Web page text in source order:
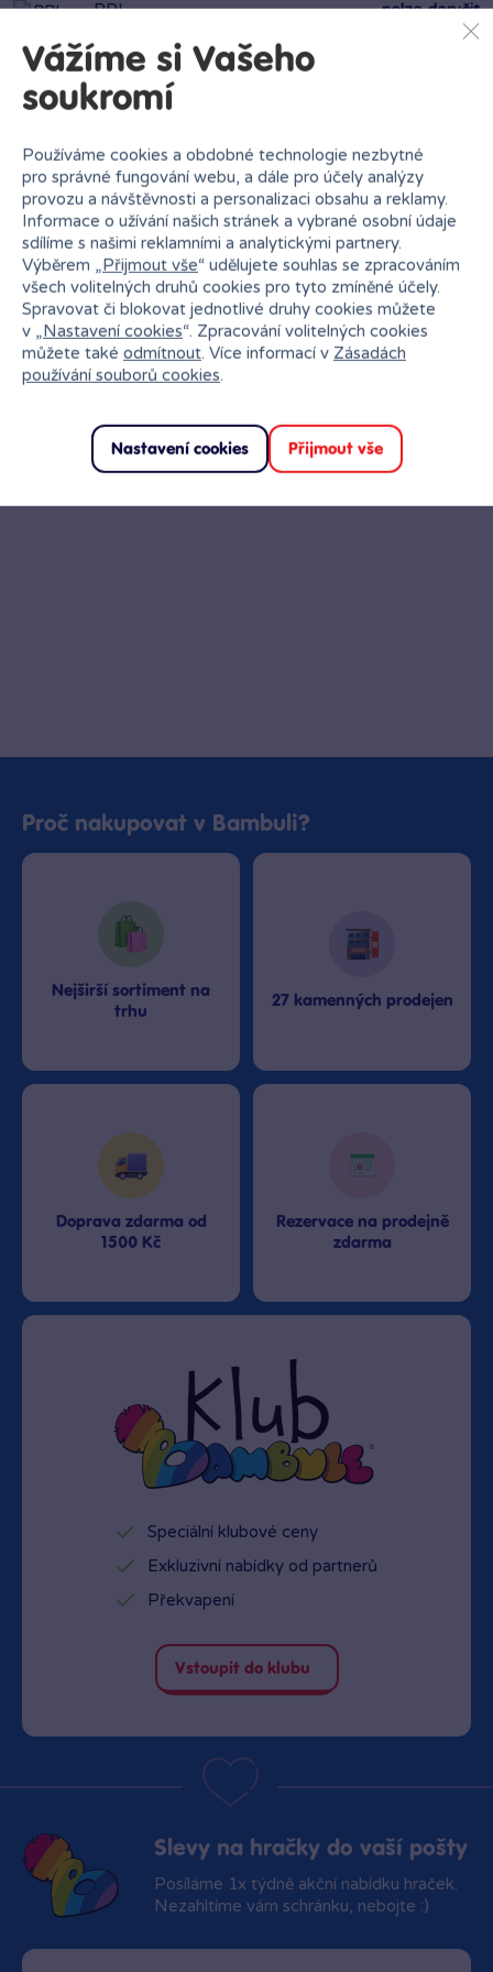
PPL nelze doručit
GEIS
Bambule Kladno OAZA
Dnes od 10:00
poslední kus skladem
Rezervovat zde
Proč nakupovat v Bambuli?
Nejširší sortiment na
trhu
27 kamenných prodejen
Doprava zdarma od
1500 Kč
Rezervace na prodejně
zdarma
Speciální klubové ceny
Exkluzivní nabídky od partnerů
Překvapení
Vstoupit do klubu
Slevy na hračky do vaší pošty
Posíláme 1x týdně akční nabídku hraček.
Nezahltíme vám schránku, nebojte :)
Vážíme si Vašeho
soukromí
Používáme cookies a obdobné technologie nezbytné
pro správné fungování webu, a dále pro účely analýzy
provozu a návštěvnosti a personalizaci obsahu a reklamy.
Informace o užívání našich stránek a vybrané osobní údaje
sdílíme s našimi reklamními a analytickými partnery.
Výběrem „Přijmout vše“ udělujete souhlas se zpracováním
všech volitelných druhů cookies pro tyto zmíněné účely.
Spravovat či blokovat jednotlivé druhy cookies můžete
v „Nastavení cookies“. Zpracování volitelných cookies
můžete také odmítnout. Více informací v Zásadách
používání souborů cookies.
Nastavení cookies Přijmout vše